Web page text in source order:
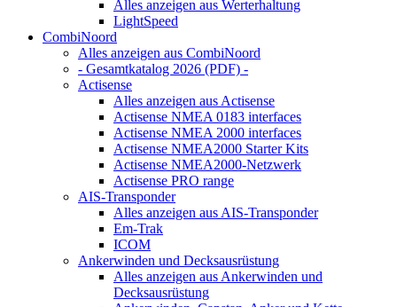
Alles anzeigen aus Werterhaltung
LightSpeed
CombiNoord
Alles anzeigen aus CombiNoord
- Gesamtkatalog 2026 (PDF) -
Actisense
Alles anzeigen aus Actisense
Actisense NMEA 0183 interfaces
Actisense NMEA 2000 interfaces
Actisense NMEA2000 Starter Kits
Actisense NMEA2000-Netzwerk
Actisense PRO range
AIS-Transponder
Alles anzeigen aus AIS-Transponder
Em-Trak
ICOM
Ankerwinden und Decksausrüstung
Alles anzeigen aus Ankerwinden und
Decksausrüstung